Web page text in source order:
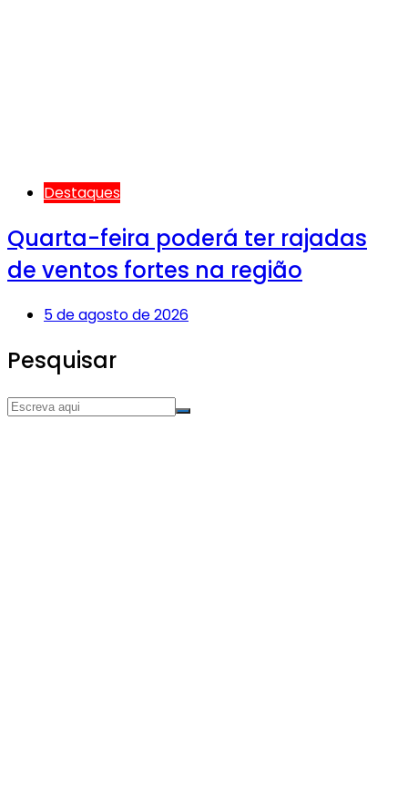
Destaques
Quarta-feira poderá ter rajadas
de ventos fortes na região
5 de agosto de 2026
Pesquisar